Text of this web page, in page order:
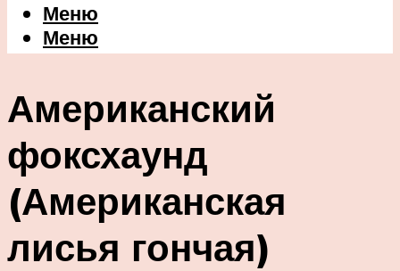
Меню
Меню
Американский
фоксхаунд
(Американская
лисья гончая)